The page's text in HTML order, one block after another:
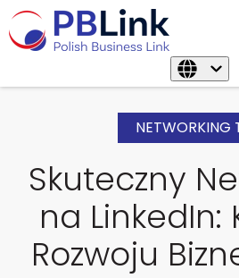
NETWORKING
Skuteczny
na LinkedIn:
Rozwoju